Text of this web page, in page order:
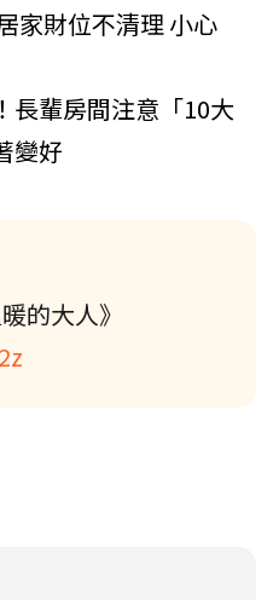
家財位不清理 小心
長輩房間注意「10大
變好
的大人》